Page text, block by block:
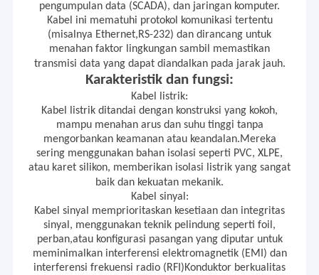
kabel kawat listrik
KABEL KONTROL INDUSTRI
Kabel EV Hv
Kabel kawat otomotif
KABEL MEDIS
Kabel Terapung
kabel tegangan rendah
Kabel daya penyimpanan energi
Kabel Sensor
pengumpulan data (SCADA), dan jaringan komputer.
Kabel ini mematuhi protokol komunikasi tertentu
(misalnya Ethernet,RS-232) dan dirancang untuk
menahan faktor lingkungan sambil memastikan
transmisi data yang dapat diandalkan pada jarak jauh.
Karakteristik dan fungsi:
Kabel listrik:
Kabel listrik ditandai dengan konstruksi yang kokoh,
mampu menahan arus dan suhu tinggi tanpa
mengorbankan keamanan atau keandalan.Mereka
sering menggunakan bahan isolasi seperti PVC, XLPE,
atau karet silikon, memberikan isolasi listrik yang sangat
baik dan kekuatan mekanik.
Kabel sinyal:
Kabel sinyal memprioritaskan kesetiaan dan integritas
sinyal, menggunakan teknik pelindung seperti foil,
perban,atau konfigurasi pasangan yang diputar untuk
meminimalkan interferensi elektromagnetik (EMI) dan
interferensi frekuensi radio (RFI)Konduktor berkualitas
Linke cable
technology
(DongGuan)
CE
Manajemen kualitas kami telah lulus:
ISO 9001-2015
ISO 13485
IATF 16949
Teknologi kabel LinkeTerus-menerus
meningkatkan peralatan manufaktur,
material, seni industri. Pada saat yang
sama kami akan menjalankan SIX Sigma
dan manajemen produksi Lean di masa
depan.
Dengan profesionalisme kami untuk
mengurangi total biaya pelanggan, kami
akan menjadi mitra strategis yang saling
menguntungkan... Melangkah Lebih Jauh
dengan Tim Anda; Menganut Internet of
everything, filosofi bisnis inovasi sains
dan teknologi